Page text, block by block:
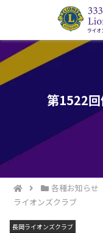
ライオンズクラブ国際協会
第1522
各種お知らせ
ライオンズクラブ
長岡ライオンズクラブ